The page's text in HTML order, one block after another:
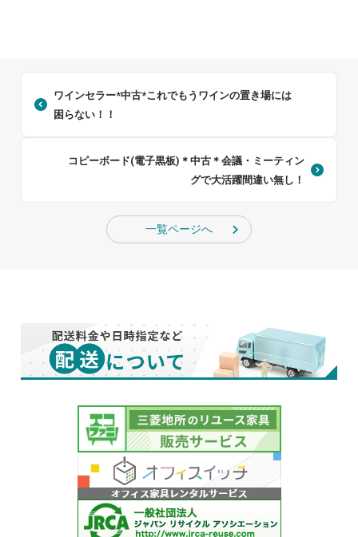
ワインセラー*中古*これでもうワインの置き場には
困らない！！
コピーボード(電子黒板)＊中古＊会議・ミーティン
グで大活躍間違い無し！
一覧ページへ